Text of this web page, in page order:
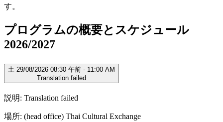
す。
プログラムの概要とスケジュール
2026/2027
土 29/08/2026 08:30 午前 - 11:00 AM
Translation failed
説明: Translation failed
場所: (head office) Thai Cultural Exchange